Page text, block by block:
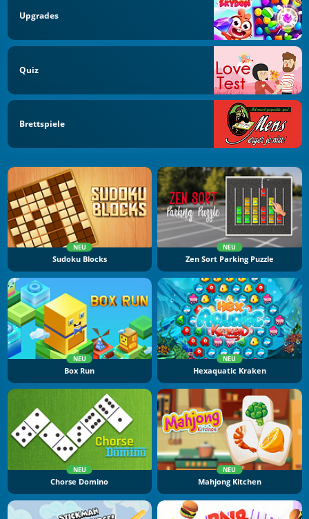
Upgrades
Quiz
Brettspiele
NEU
Sudoku Blocks
NEU
Zen Sort Parking Puzzle
NEU
Box Run
NEU
Hexaquatic Kraken
NEU
Chorse Domino
NEU
Mahjong Kitchen